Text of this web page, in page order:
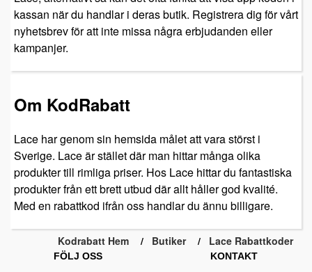
kassan när du handlar i deras butik. Registrera dig för vårt
nyhetsbrev för att inte missa några erbjudanden eller
kampanjer.
Om KodRabatt
Lace har genom sin hemsida målet att vara störst i
Sverige. Lace är stället där man hittar många olika
produkter till rimliga priser. Hos Lace hittar du fantastiska
produkter från ett brett utbud där allt håller god kvalité.
Med en rabattkod ifrån oss handlar du ännu billigare.
Kodrabatt Hem Butiker Lace Rabattkoder
FÖLJ OSS KONTAKT